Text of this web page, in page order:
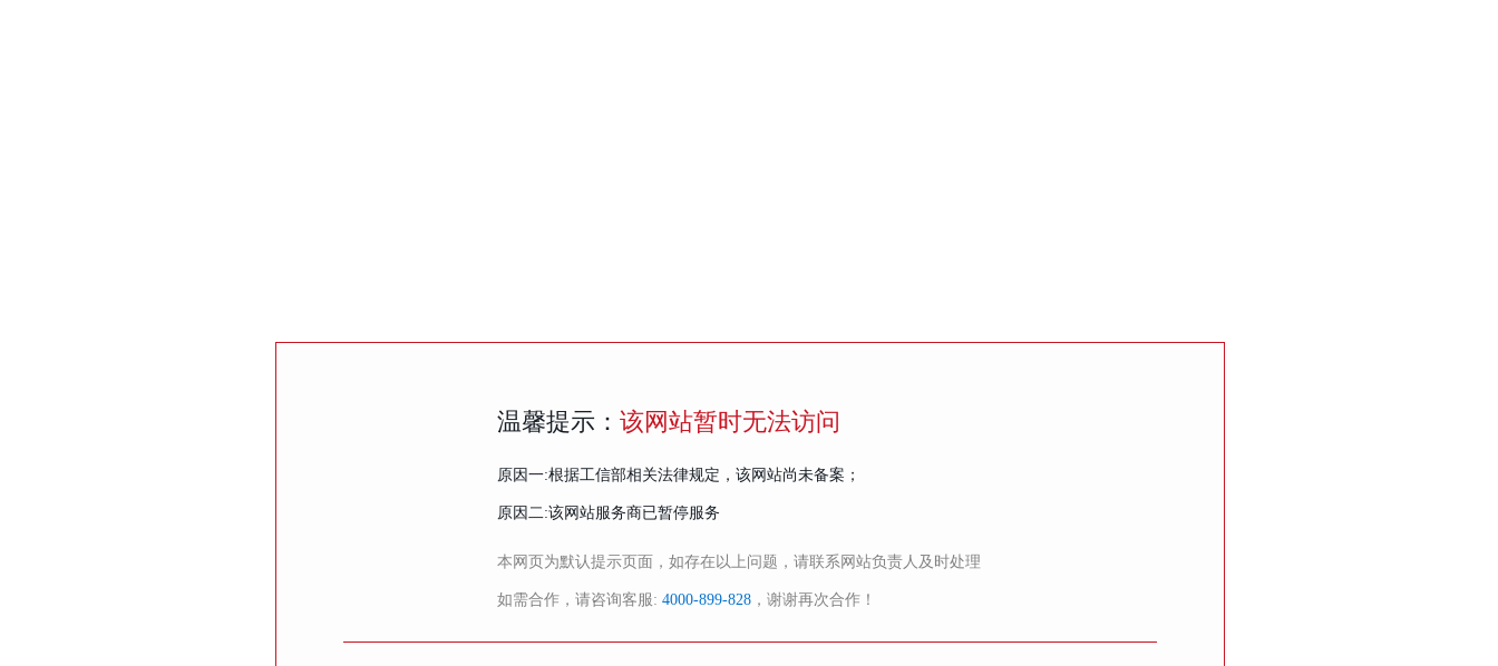
温馨提示： 该网站暂时无法访问
原因一:根据工信部相关法律规定，该网站尚未备案；
原因二:该网站服务商已暂停服务
本网页为默认提示页面，如存在以上问题，请联系网站负责人及时处理
如需合作，请咨询客服: 4000-899-828 ，谢谢再次合作！